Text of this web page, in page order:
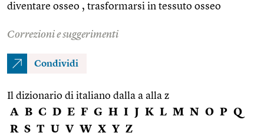
diventare osseo , trasformarsi in tessuto osseo
Correzioni e suggerimenti
Condividi
Il dizionario di italiano dalla a alla z
A B C D E F G H I J K L M N O P Q
R S T U V W X Y Z